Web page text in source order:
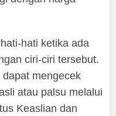
hati ketika ada
ciri-ciri tersebut.
mengecek
atau palsu melalui
Keaslian dan